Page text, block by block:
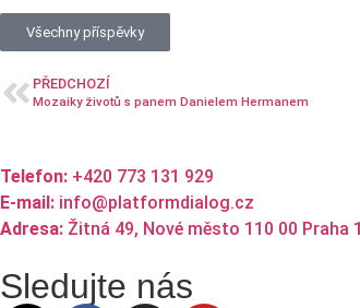
Všechny příspěvky
PŘEDCHOZÍ
Mozaiky životů s panem Danielem Hermanem
Telefon: +420 773 131 929
E-mail: info@platformdialog.cz
Adresa: Žitná 49, Nové město 110 00 Praha 1
Sledujte nás